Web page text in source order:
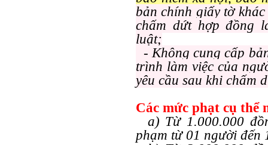
bản chính giấy tờ
chấm dứt hợp đồng
luật;
- Không cung cấp
trình làm việc của
yêu cầu sau khi chấm
Các mức phạt cụ thể
a) Từ 1.000.000
phạm từ 01 người đến